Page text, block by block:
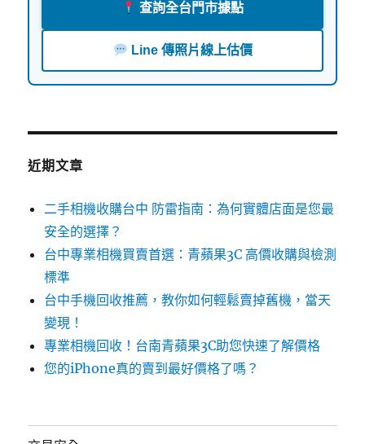
查詢全台門市據點
Line 傳照片線上估價
近期文章
二手相機收購台中 防雷指南：為何實體店面是您最
安全的選擇？
台中專業相機買賣首選：青蘋果3C 高價收購與檢測
標準
台中手機回收推薦，教你如何輕鬆賣掉舊機，當天
變現！
專業相機回收！台南青蘋果3C助您快速了解價格
您的iPhone真的賣到最好價格了嗎？